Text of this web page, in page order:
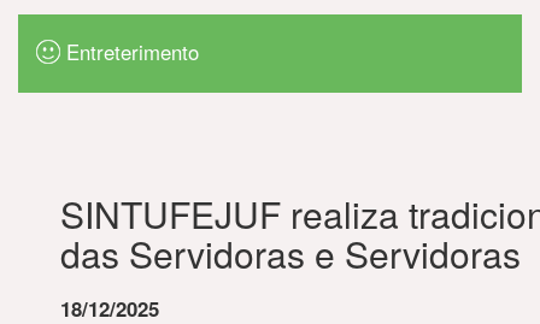
Entreterimento
SINTUFEJUF realiza
das Servidoras e Servidoras
18/12/2025